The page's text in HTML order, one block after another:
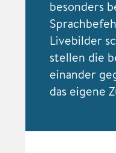
besonders
Livebilder
stellen die
einander
das eigene